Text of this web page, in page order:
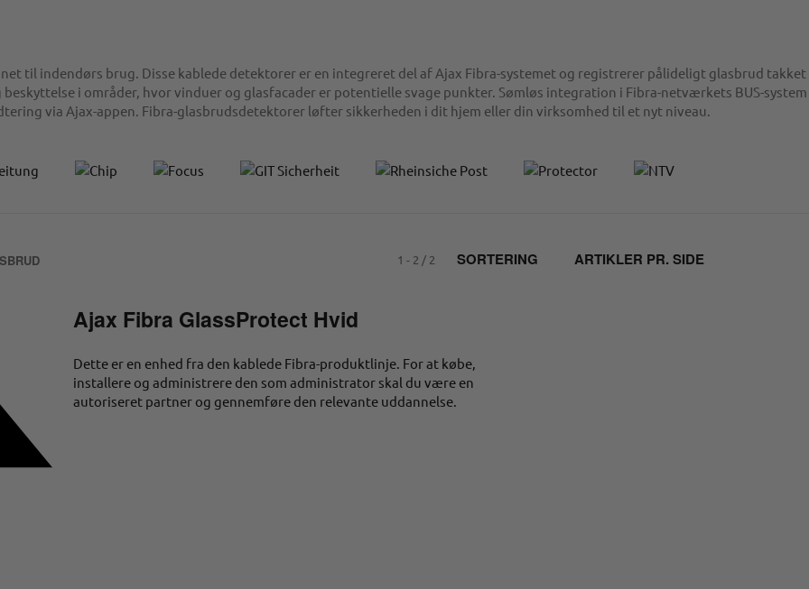
til indendørs brug. Disse kablede detektorer er en integreret del af Ajax Fibra-systemet og registrerer pålideligt glasbrud takket
i områder, hvor vinduer og glasfacader er potentielle svage punkter. Sømløs integration i Fibra-netværkets BUS-system
via Ajax-appen. Fibra-glasbrudsdetektorer løfter sikkerheden i dit hjem eller din virksomhed til et nyt niveau.
1 - 2 / 2 SORTERING ARTIKLER PR. SIDE
Ajax Fibra GlassProtect Hvid
Dette er en enhed fra den kablede Fibra-produktlinje. For at købe,
installere og administrere den som administrator skal du være en
autoriseret partner og gennemføre den relevante uddannelse.